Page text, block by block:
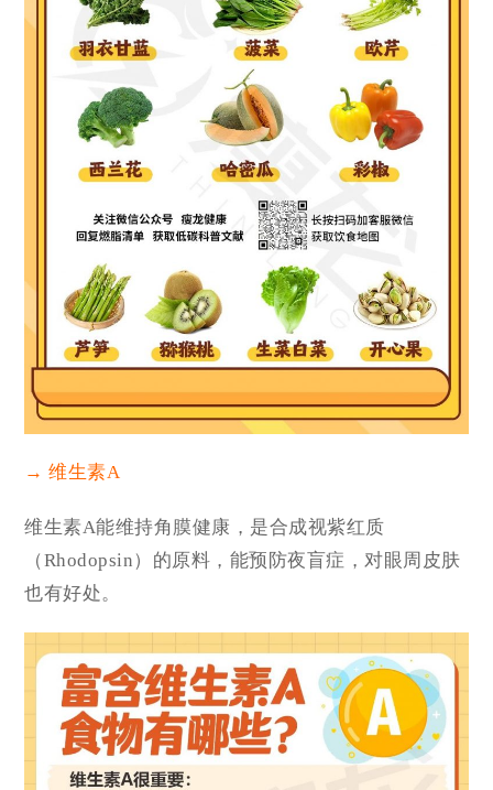
→ 维生素A
维生素A能维持角膜健康，是合成视紫红质
（Rhodopsin）的原料，能预防夜盲症，对眼周皮肤
也有好处。